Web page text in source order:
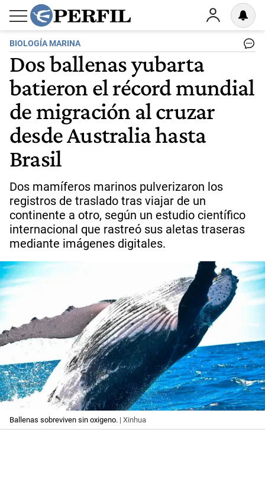
BIOLOGÍA MARINA
Dos ballenas yubarta
batieron el récord mundial
de migración al cruzar
desde Australia hasta
Brasil
Dos mamíferos marinos pulverizaron los
registros de traslado tras viajar de un
continente a otro, según un estudio científico
internacional que rastreó sus aletas traseras
mediante imágenes digitales.
Ballenas sobreviven sin oxigeno. | Xinhua